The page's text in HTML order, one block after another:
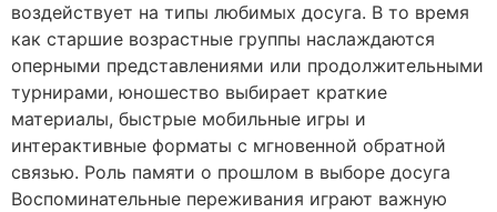
воздействует на типы любимых досуга. В то время
как старшие возрастные группы наслаждаются
оперными представлениями или продолжительными
турнирами, юношество выбирает краткие
материалы, быстрые мобильные игры и
интерактивные форматы с мгновенной обратной
связью. Роль памяти о прошлом в выборе досуга
Воспоминательные переживания играют важную